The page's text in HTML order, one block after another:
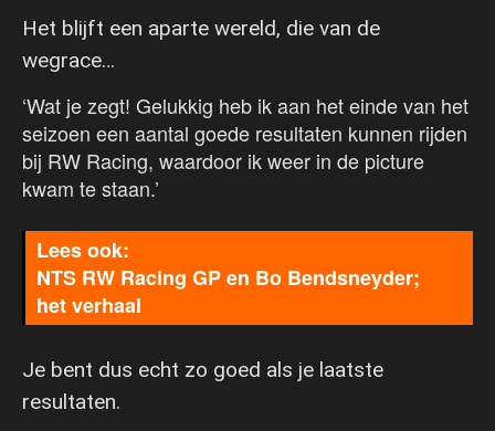
Het blijft een aparte wereld, die van de
wegrace…
‘Wat je zegt! Gelukkig heb ik aan het einde van het
seizoen een aantal goede resultaten kunnen rijden
bij RW Racing, waardoor ik weer in de picture
kwam te staan.’
NTS RW Racing GP en Bo Bendsneyder;
het verhaal
Je bent dus echt zo goed als je laatste
resultaten.